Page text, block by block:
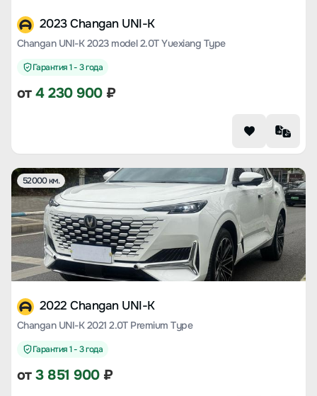
2023 Changan UNI-K
Changan UNI-K 2023 model 2.0T Yuexiang Type
Гарантия 1 - 3 года
от4 230 900₽
52000 км.
2022 Changan UNI-K
Changan UNI-K 2021 2.0T Premium Type
Гарантия 1 - 3 года
от3 851 900₽